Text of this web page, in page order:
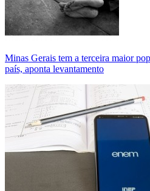
Minas Gerais tem a terceira maior
país, aponta levantamento